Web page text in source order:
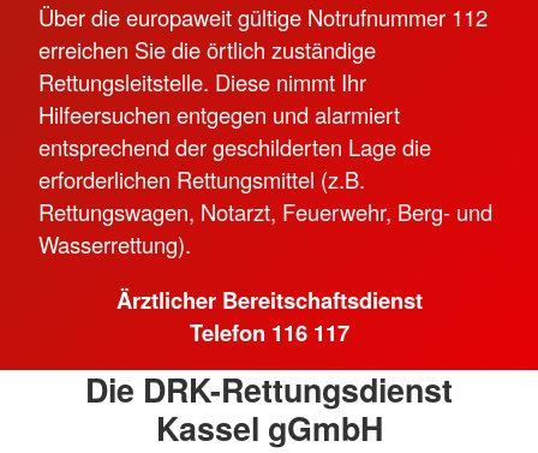
Über die europaweit gültige Notrufnummer 112
erreichen Sie die örtlich zuständige
Rettungsleitstelle. Diese nimmt Ihr
Hilfeersuchen entgegen und alarmiert
entsprechend der geschilderten Lage die
erforderlichen Rettungsmittel (z.B.
Rettungswagen, Notarzt, Feuerwehr, Berg- und
Wasserrettung).
Ärztlicher Bereitschaftsdienst
Telefon 116 117
Die DRK-Rettungsdienst
Kassel gGmbH